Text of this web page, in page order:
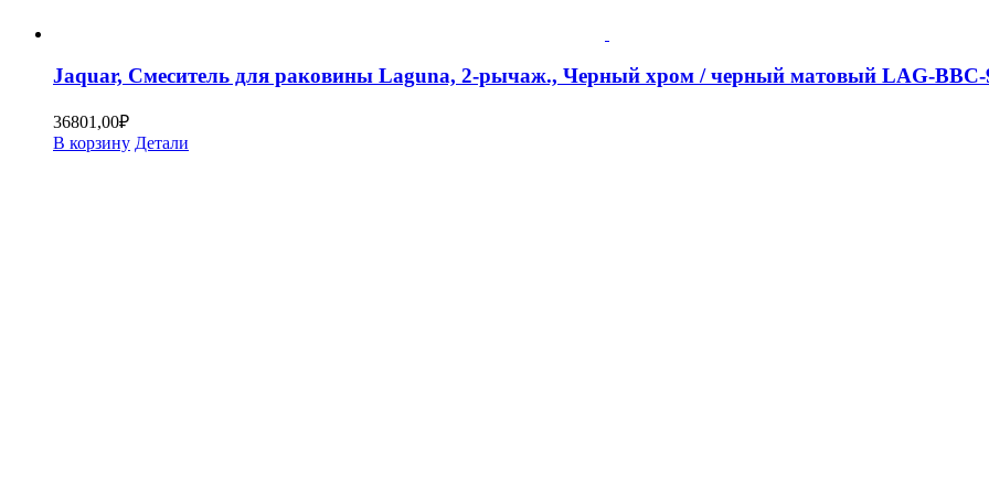
Jaquar, Смеситель для раковины Laguna, 2-рычаж., Черный хром / черный матовый LAG-BBC-
36801,00₽
В корзину Детали